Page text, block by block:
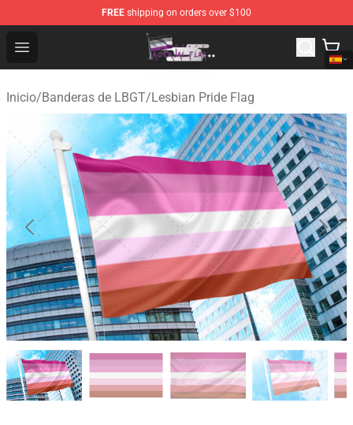
FREE shipping on orders over $100
Open menu
Asexual Flag Shop - The Best Store of Asexual Flag
Inicio/Banderas de LBGT/Lesbian Pride Flag